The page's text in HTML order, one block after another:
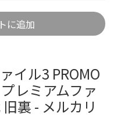
に追加
イル3 PROMO
レミアムファ
裏 - メルカリ